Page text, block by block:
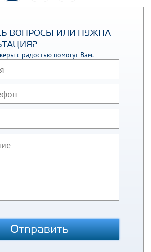
ВОПРОСЫ ИЛИ НУЖНА
с радостью помогут Вам.
Отправить